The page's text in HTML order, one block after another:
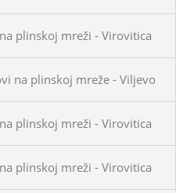
plinskoj mreži - Virovitica
na plinskoj mreže - Viljevo
plinskoj mreži - Virovitica
plinskoj mreži - Virovitica